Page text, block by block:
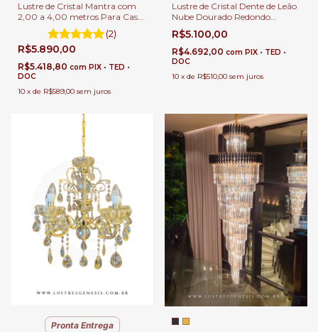
Lustre de Cristal Mantra com
2,00 a 4,00 metros Para Casas
com Pé Direito Duplo
(2)
R$5.890,00
R$5.418,80 com PIX • TED •
DOC
10 x de R$589,00 sem juros
Lustre de Cristal Dente de Leão
Nube Dourado Redondo
Ø120cm de LED 84w 3000K
Para Sala de Jantar Pé Direito
Duplo
R$5.100,00
R$4.692,00 com PIX • TED •
DOC
10 x de R$510,00 sem juros
Pronta Entrega